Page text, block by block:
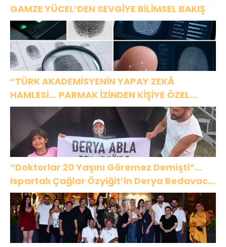
GAMZE YÜCEL’DEN SEVGİYE BİLİMSEL BAKIŞ
“TÜRK AKADEMİSYENİN YAPAY ZEKÂ
HAMLESİ… PARMAK İZİNDEN KİŞİYE ÖZEL
ANALİZ”
“Doktorlar 20 Yaşını Göremez Demişti”…
Ispartalı Çağlar Özyiğit’in Derya Bedavacı
Buluşması Duygulandırdı